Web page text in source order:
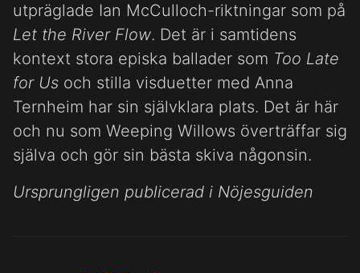
utpräglade Ian McCulloch-riktningar som på
Let the River Flow. Det är i samtidens
kontext stora episka ballader som Too Late
for Us och stilla visduetter med Anna
Ternheim har sin självklara plats. Det är här
och nu som Weeping Willows överträffar sig
själva och gör sin bästa skiva någonsin.
Ursprungligen publicerad i Nöjesguiden